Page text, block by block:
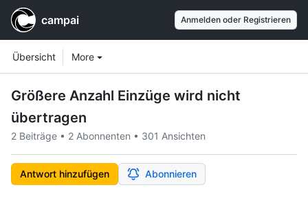
campai Anmelden oder Registrieren
navigation
Übersicht More Workspace items
Größere Anzahl Einzüge wird nicht
übertragen
2 Beiträge • 2 Abonnenten • 301 Ansichten
Antwort hinzufügen Abonnieren